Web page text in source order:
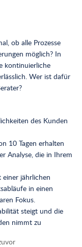
ob alle Prozesse
möglich? In
kontinuierliche
Wer ist dafür
des Kunden
10 Tagen erhalten
Analyse, die in Ihrem
einer jährlichen
in einen
Fokus.
steigt und die
nimmt zu